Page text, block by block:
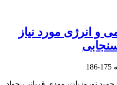
و انرژی مورد نیاز
175-186